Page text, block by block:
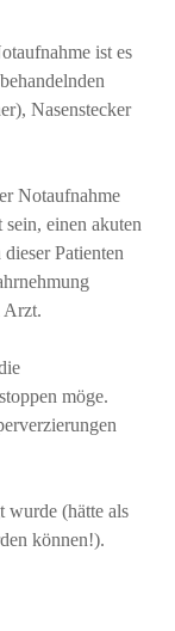
ist es
Nasenstecker
Notaufnahme
einen akuten
Patienten
Arzt.
möge.
wurde (hätte als
können!).